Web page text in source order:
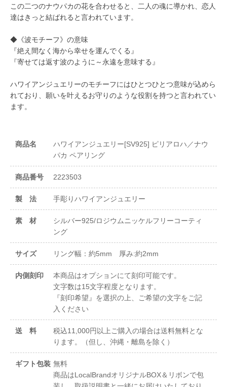
この二つのナウパカの花を合わせると、二人の魂に導かれ、恋人
達はきっと結ばれると言われています。
◆《波モチーフ》の意味
『絶え間なく海から幸せを運んでくる』
『寄せては返す波のように～永遠を意味する』
ハワイアンジュエリーのモチーフにはひとつひとつ意味が込めら
れており、願いを叶えるお守りのような役割を持つと言われてい
ます。
商品名
ハワイアンジュエリー[SV925] ピリアロハ／ナウ
パカ ペアリング
商品番号 2223503
製 法 手彫りハワイアンジュエリー
素 材
シルバー925/ロジウムニッケルフリーコーティ
ング
サイズ リング幅：約5mm 厚み:約2mm
内側刻印
本商品はオプションにて刻印可能です。
文字数は15文字程度となります。
『刻印希望』を選択の上、ご希望の文字をご記
入ください
送 料
税込11,000円以上ご購入の場合は送料無料とな
ります。（但し、沖縄・離島を除く）
ギフト包装 無料
商品はLocalBrandオリジナルBOX＆リボンで包